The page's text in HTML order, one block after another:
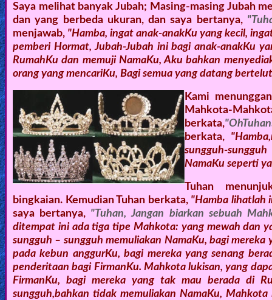
Saya melihat banyak Jubah; Masing-masing Jubah
dan yang berbeda ukuran, dan saya bertanya,
menjawab, "Hamba, ingat anak-anakKu yang kecil,
pemberi Hormat, Jubah-Jubah ini bagi anak-anakKu
RumahKu dan memuji NamaKu, Aku bahkan
orang yang mencariKu, Bagi semua yang datang
Kami
Mahkota-
berkata,
berkata,
sungguh-
NamaKu seperti
Tuhan
bingkaian. Kemudian Tuhan berkata, "Hamba lihatlah
saya bertanya, "Tuhan, Jangan biarkan sebuah
ditempat ini ada tiga tipe Mahkota: yang mewah dan
sungguh – sungguh memuliakan NamaKu, bagi
pada kebun anggurKu, bagi mereka yang senang
penderitaan bagi FirmanKu. Mahkota lukisan, yang
FirmanKu, bagi mereka yang tak mau berada di
sungguh,bahkan tidak memuliakan NamaKu,